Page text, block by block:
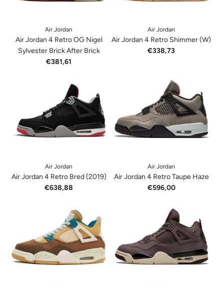
Air Jordan
Air Jordan 4 Retro OG Nigel
Sylvester Brick After Brick
€381,61
Air Jordan
Air Jordan 4 Retro Shimmer (W)
€338,73
Air Jordan
Air Jordan 4 Retro Bred (2019)
€638,88
Air Jordan
Air Jordan 4 Retro Taupe Haze
€596,00